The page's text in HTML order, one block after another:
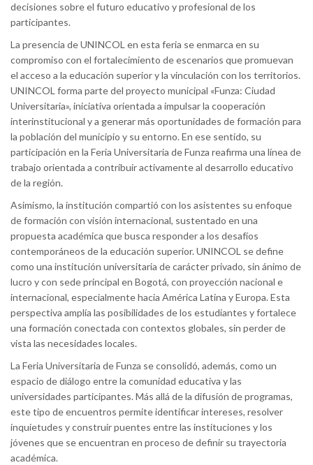
decisiones sobre el futuro educativo y profesional de los
participantes.
La presencia de UNINCOL en esta feria se enmarca en su
compromiso con el fortalecimiento de escenarios que promuevan
el acceso a la educación superior y la vinculación con los territorios.
UNINCOL forma parte del proyecto municipal «Funza: Ciudad
Universitaria», iniciativa orientada a impulsar la cooperación
interinstitucional y a generar más oportunidades de formación para
la población del municipio y su entorno. En ese sentido, su
participación en la Feria Universitaria de Funza reafirma una línea de
trabajo orientada a contribuir activamente al desarrollo educativo
de la región.
Asimismo, la institución compartió con los asistentes su enfoque
de formación con visión internacional, sustentado en una
propuesta académica que busca responder a los desafíos
contemporáneos de la educación superior. UNINCOL se define
como una institución universitaria de carácter privado, sin ánimo de
lucro y con sede principal en Bogotá, con proyección nacional e
internacional, especialmente hacia América Latina y Europa. Esta
perspectiva amplía las posibilidades de los estudiantes y fortalece
una formación conectada con contextos globales, sin perder de
vista las necesidades locales.
La Feria Universitaria de Funza se consolidó, además, como un
espacio de diálogo entre la comunidad educativa y las
universidades participantes. Más allá de la difusión de programas,
este tipo de encuentros permite identificar intereses, resolver
inquietudes y construir puentes entre las instituciones y los
jóvenes que se encuentran en proceso de definir su trayectoria
académica.